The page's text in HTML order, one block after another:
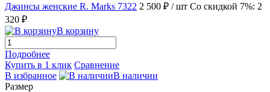
Джинсы женские R. Marks 7322 2 500 ₽ / шт Со скидкой 7%: 2
320 ₽
В корзину
Подробнее
Купить в 1 клик Сравнение
В избранное
В наличии
Размер